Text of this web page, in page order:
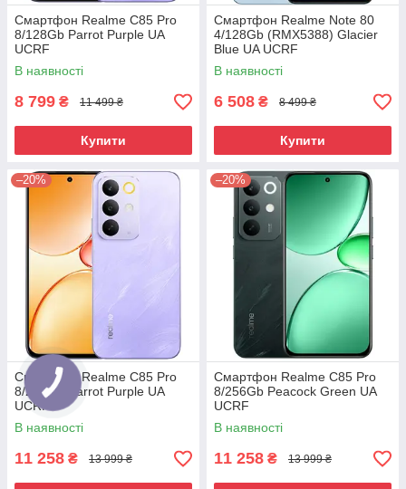
Смартфон Realme C85 Pro
8/128Gb Parrot Purple UA
UCRF
В наявності
8 799 ₴ 11 499 ₴
Купити
Смартфон Realme Note 80
4/128Gb (RMX5388) Glacier
Blue UA UCRF
В наявності
6 508 ₴ 8 499 ₴
Купити
–20%
Смартфон Realme C85 Pro
8/256Gb Parrot Purple UA
UCRF
В наявності
11 258 ₴ 13 999 ₴
–20%
Смартфон Realme C85 Pro
8/256Gb Peacock Green UA
UCRF
В наявності
11 258 ₴ 13 999 ₴